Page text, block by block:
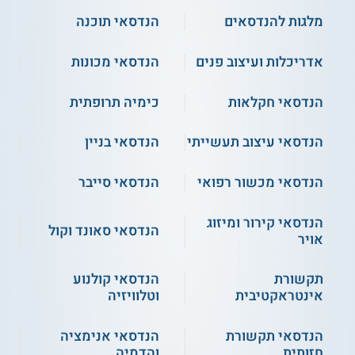
גורמים וקרנות חיצוניים.
** לתשומת לבך נכונות המידע עלולה להשתנות
צוות האתר. למען הסר ספק בין האתר למוסד
הנדסאים והכשרה מקצועית
מלגות להנדסאים
הנדסאי תוכנה
אדריכלות ועיצוב פנים
הנדסאי מכונות
הנדסאי חקלאות
כימיה תרופתית
הנדסאי עיצוב תעשייתי
הנדסאי בניין
הנדסאי מכשור רפואי
הנדסאי סייבר
הנדסאי קירור ומיזוג
אויר
הנדסאי סאונד וקול
תקשורת
אינטראקטיבית
הנדסאי קולנוע
וטלוויזיה
הנדסאי תקשורת
הנדסאי אנימציה